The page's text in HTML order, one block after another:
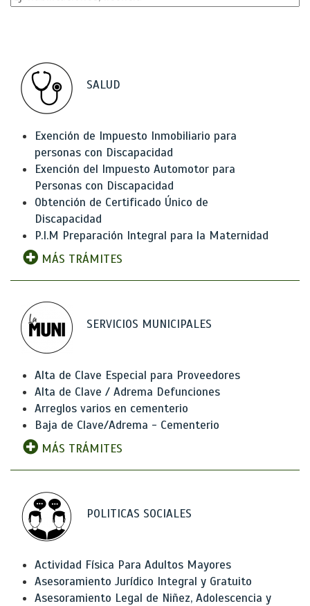
SALUD
Exención de Impuesto Inmobiliario para
personas con Discapacidad
Exención del Impuesto Automotor para
Personas con Discapacidad
Obtención de Certificado Único de
Discapacidad
P.I.M Preparación Integral para la Maternidad
MÁS TRÁMITES
SERVICIOS MUNICIPALES
Alta de Clave Especial para Proveedores
Alta de Clave / Adrema Defunciones
Arreglos varios en cementerio
Baja de Clave/Adrema - Cementerio
MÁS TRÁMITES
POLITICAS SOCIALES
Actividad Física Para Adultos Mayores
Asesoramiento Jurídico Integral y Gratuito
Asesoramiento Legal de Niñez, Adolescencia y